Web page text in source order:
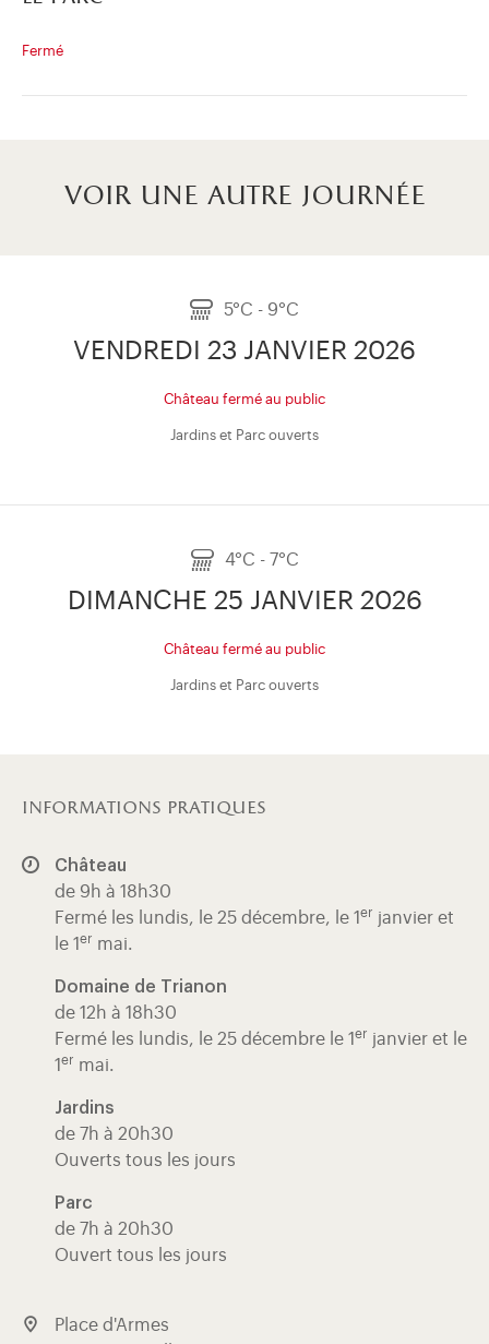
Fermé
voir une autre journée
5°C - 9°C
VENDREDI 23 JANVIER 2026
Château fermé au public
Jardins et Parc ouverts
4°C - 7°C
DIMANCHE 25 JANVIER 2026
Château fermé au public
Jardins et Parc ouverts
informations pratiques
Château
de 9h à 18h30
Fermé les lundis, le 25 décembre, le 1 er janvier et
le 1 er mai.
Domaine de Trianon
de 12h à 18h30
Fermé les lundis, le 25 décembre le 1 er janvier et le
1 er mai.
Jardins
de 7h à 20h30
Ouverts tous les jours
Parc
de 7h à 20h30
Ouvert tous les jours
Place d'Armes